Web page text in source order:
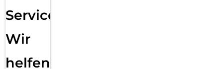
Service:
Wir
helfen